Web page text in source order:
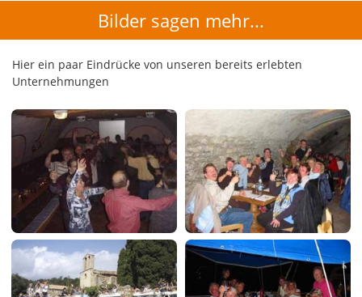
Bilder sagen mehr...
Hier ein paar Eindrücke von unseren bereits erlebten
Unternehmungen